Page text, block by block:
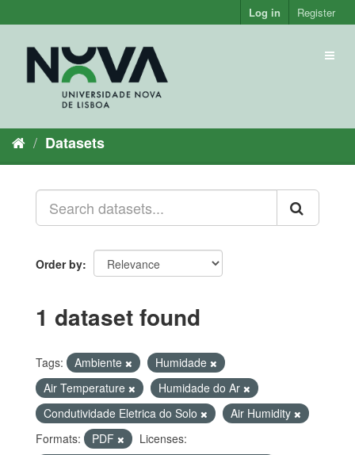
to
Log in Register
Datasets
Order by
1 dataset found
Tags: Ambiente
Humidade
Air Temperature
Humidade do Ar
Condutividade Eletrica do Solo
Air Humidity
Formats:
PDF
Licenses: